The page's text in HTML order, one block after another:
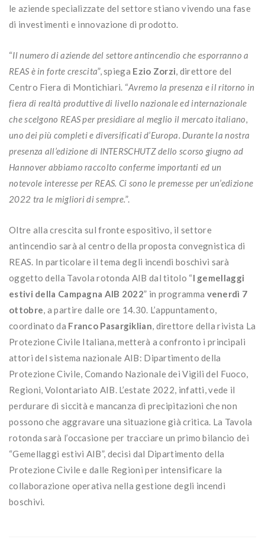
le aziende specializzate del settore stiano vivendo una fase
di investimenti e innovazione di prodotto.
“Il numero di aziende del settore antincendio che esporranno a
REAS è in forte crescita”, spiega Ezio Zorzi, direttore del
Centro Fiera di Montichiari. “Avremo la presenza e il ritorno in
fiera di realtà produttive di livello nazionale ed internazionale
che scelgono REAS per presidiare al meglio il mercato italiano,
uno dei più completi e diversificati d’Europa. Durante la nostra
presenza all’edizione di INTERSCHUTZ dello scorso giugno ad
Hannover abbiamo raccolto conferme importanti ed un
notevole interesse per REAS. Ci sono le premesse per un’edizione
2022 tra le migliori di sempre.”.
Oltre alla crescita sul fronte espositivo, il settore
antincendio sarà al centro della proposta convegnistica di
REAS. In particolare il tema degli incendi boschivi sarà
oggetto della Tavola rotonda AIB dal titolo “I gemellaggi
estivi della Campagna AIB 2022” in programma venerdì 7
ottobre, a partire dalle ore 14.30. L’appuntamento,
coordinato da Franco Pasargiklian, direttore della rivista La
Protezione Civile Italiana, metterà a confronto i principali
attori del sistema nazionale AIB: Dipartimento della
Protezione Civile, Comando Nazionale dei Vigili del Fuoco,
Regioni, Volontariato AIB. L’estate 2022, infatti, vede il
perdurare di siccità e mancanza di precipitazioni che non
possono che aggravare una situazione già critica. La Tavola
rotonda sarà l’occasione per tracciare un primo bilancio dei
“Gemellaggi estivi AIB”, decisi dal Dipartimento della
Protezione Civile e dalle Regioni per intensificare la
collaborazione operativa nella gestione degli incendi
boschivi.